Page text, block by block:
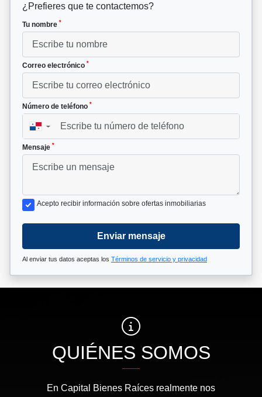
¿Prefieres que te contactemos?
Tu nombre *
Correo electrónico *
Número de teléfono *
▼
Mensaje *
Acepto recibir información sobre ofertas inmobiliarias
Enviar mensaje
Al enviar tus datos aceptas los Términos de servicio y privacidad
QUIÉNES SOMOS
En Capital Bienes Raíces realmente nos